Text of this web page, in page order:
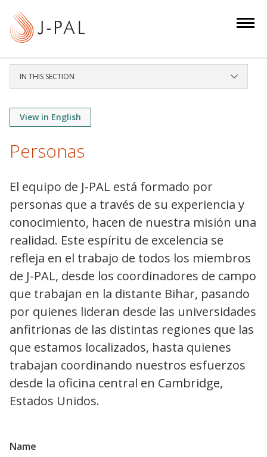
IN THIS SECTION
View in English
Personas
El equipo de J-PAL está formado por
personas que a través de su experiencia y
conocimiento, hacen de nuestra misión una
realidad. Este espíritu de excelencia se
refleja en el trabajo de todos los miembros
de J-PAL, desde los coordinadores de campo
que trabajan en la distante Bihar, pasando
por quienes lideran desde las universidades
anfitrionas de las distintas regiones que las
que estamos localizados, hasta quienes
trabajan coordinando nuestros esfuerzos
desde la oficina central en Cambridge,
Estados Unidos.
Name